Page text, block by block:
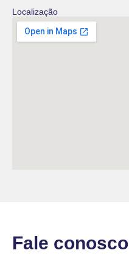
Localização
Fale conosco